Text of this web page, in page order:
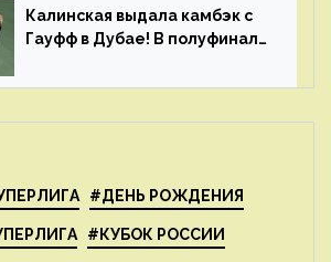
Калинская выдала камбэк с
Гауфф в Дубае! В полуфинале
Свёнтек
#ДЕНЬ РОЖДЕНИЯ
#КУБОК РОССИИ